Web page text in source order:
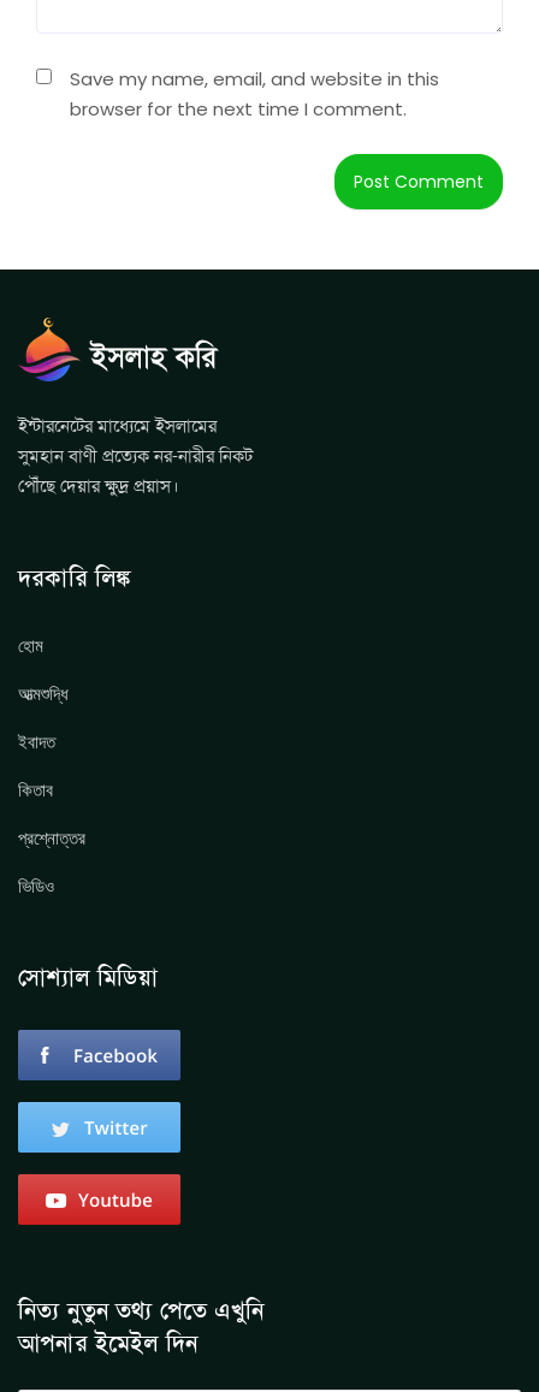
Save my name, email, and website in this
browser for the next time I comment.
ইন্টারনেটের মাধ্যেমে ইসলামের
সুমহান বাণী প্রত্যেক নর-নারীর নিকট
পৌঁছে দেয়ার ক্ষুদ্র প্রয়াস।
দরকারি লিঙ্ক
হোম
আত্মশুদ্ধি
ইবাদত
কিতাব
প্রশ্নোত্তর
ভিডিও
সোশ্যাল মিডিয়া
নিত্য নুতুন তথ্য পেতে এখুনি
আপনার ইমেইল দিন